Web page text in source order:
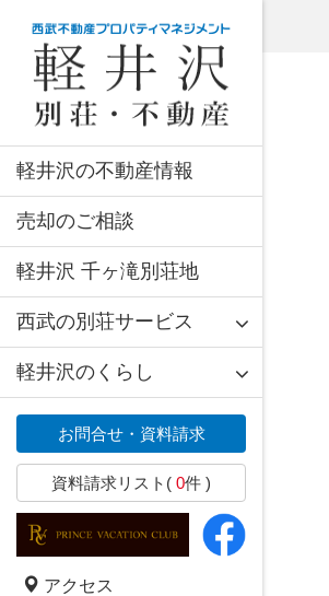
軽井沢の不動産情報
売却のご相談
軽井沢 千ヶ滝別荘地
西武の別荘サービス
軽井沢のくらし
お問合せ・資料請求
資料請求リスト( 0件 )
アクセス